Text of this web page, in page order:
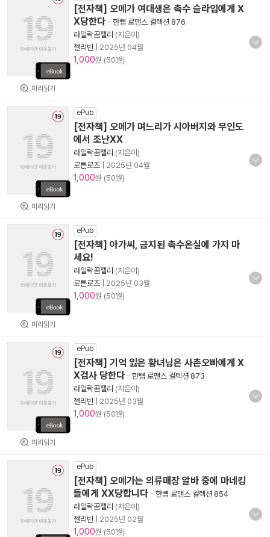
미리읽기
[전자책] 오메가 여대생은 촉수 슬라임에게 X
X당한다 - 한뼘 로맨스 컬렉션 876
라일락곰젤리 (지은이)
젤리빈
2025년 04월
1,000원 (50원)
미리읽기
ePub
[전자책] 오메가 며느리가 시아버지와 무인도
에서 조난XX
라일락곰젤리 (지은이)
로튼로즈
2025년 04월
1,000원 (50원)
미리읽기
ePub
[전자책] 아가씨, 금지된 촉수온실에 가지 마
세요!
라일락곰젤리 (지은이)
로튼로즈
2025년 03월
1,000원 (50원)
미리읽기
ePub
[전자책] 기억 잃은 황녀님은 사촌오빠에게 X
X검사 당한다 - 한뼘 로맨스 컬렉션 873
라일락곰젤리 (지은이)
젤리빈
2025년 03월
1,000원 (50원)
ePub
[전자책] 오메가는 의류매장 알바 중에 마네킹
들에게 XX당합니다 - 한뼘 로맨스 컬렉션 854
라일락곰젤리 (지은이)
젤리빈
2025년 02월
1,000원 (50원)